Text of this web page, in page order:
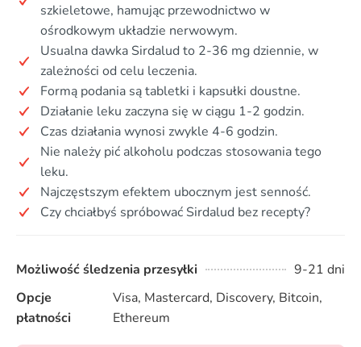
szkieletowe, hamując przewodnictwo w
ośrodkowym układzie nerwowym.
Usualna dawka Sirdalud to 2-36 mg dziennie, w
zależności od celu leczenia.
Formą podania są tabletki i kapsułki doustne.
Działanie leku zaczyna się w ciągu 1-2 godzin.
Czas działania wynosi zwykle 4-6 godzin.
Nie należy pić alkoholu podczas stosowania tego
leku.
Najczęstszym efektem ubocznym jest senność.
Czy chciałbyś spróbować Sirdalud bez recepty?
Możliwość śledzenia przesyłki
9-21 dni
Opcje
płatności
Visa, Mastercard, Discovery, Bitcoin,
Ethereum